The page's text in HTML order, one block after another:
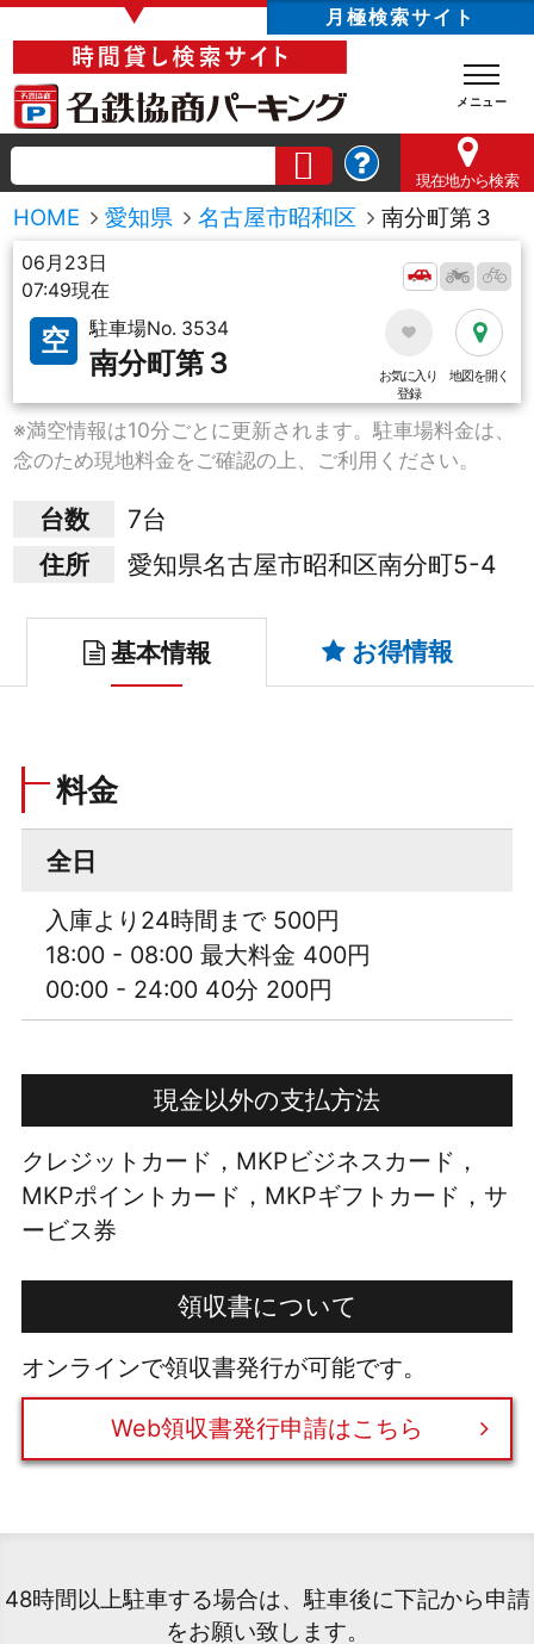
▼ 月極検索サイト
現在地から検索
HOME 愛知県 名古屋市昭和区 南分町第３
06月23日
07:49現在
空 駐車場No. 3534
南分町第３
お気に入り
登録
地図を開く
※満空情報は10分ごとに更新されます。駐車場料金は、
念のため現地料金をご確認の上、ご利用ください。
台数
7台
住所
愛知県名古屋市昭和区南分町5-4
基本情報 お得情報
料金
全日
入庫より24時間まで 500円
18:00 - 08:00 最大料金 400円
00:00 - 24:00 40分 200円
現金以外の支払方法
クレジットカード，MKPビジネスカード，
MKPポイントカード，MKPギフトカード，サ
ービス券
領収書について
オンラインで領収書発行が可能です。
Web領収書発行申請はこちら
48時間以上駐車する場合は、駐車後に下記から申請
をお願い致します。